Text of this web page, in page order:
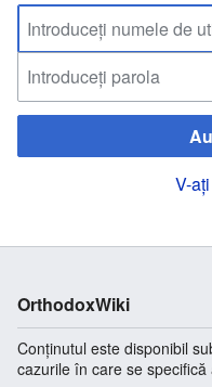
V-
OrthodoxWiki
Conținutul este disponibil
cazurile în care se specifică